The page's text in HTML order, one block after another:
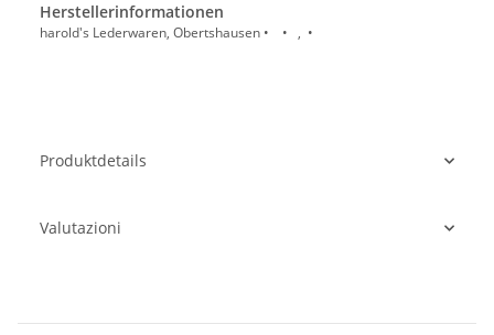
Herstellerinformationen
harold's Lederwaren, Obertshausen • • , •
Produktdetails
Valutazioni